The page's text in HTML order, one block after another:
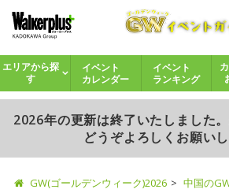
エリアから探
す
イベント
カレンダー
イベント
ランキング
2026年の更新は終了いたしました
どうぞよろしくお願いし
GW(ゴールデンウィーク)2026 中国の